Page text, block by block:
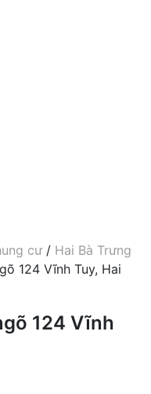
cư / Hai Bà Trưng
124 Vĩnh Tuy, Hai
124 Vĩnh